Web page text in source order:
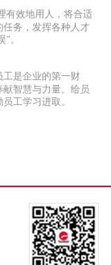
有效地用人，将合适
务，发挥各种人才
。
工是企业的第一财
智慧与力量。给员
工学习进取。